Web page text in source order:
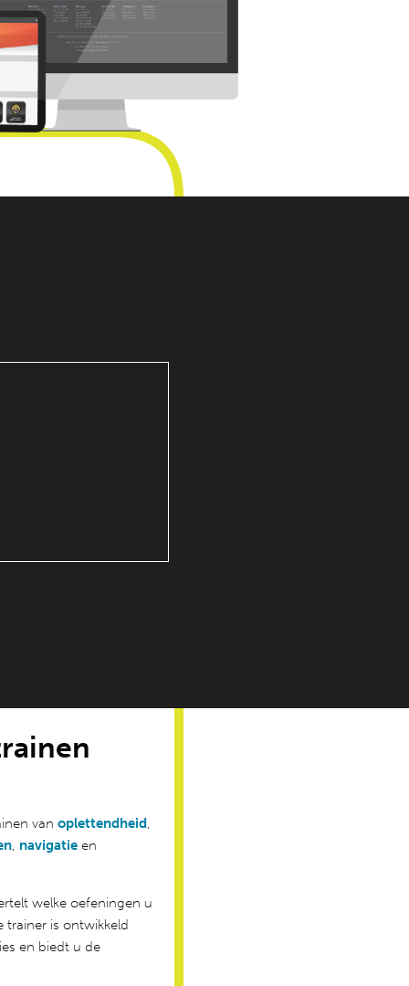
van oplettendheid,
, navigatie en
welke oefeningen u
trainer is ontwikkeld
en biedt u de